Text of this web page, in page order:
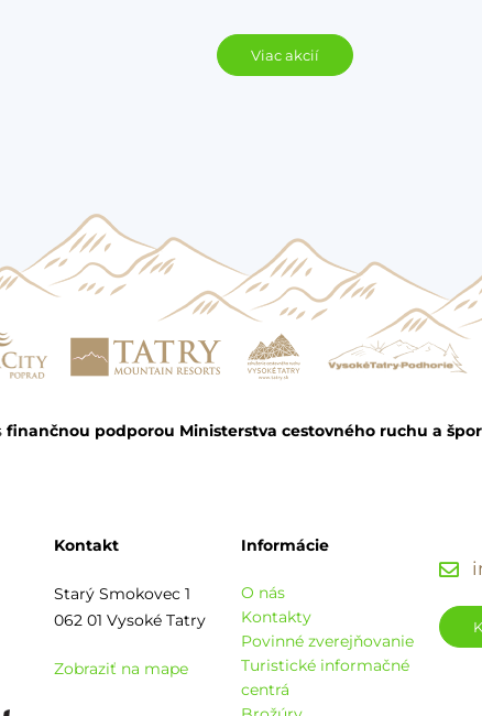
Viac akcií
finančnou podporou Ministerstva cestovného ruchu a
Kontakt
Starý Smokovec 1
062 01 Vysoké Tatry
Zobraziť na mape
Informácie
O nás
Kontakty
Povinné zverejňovanie
Turistické informačné
centrá